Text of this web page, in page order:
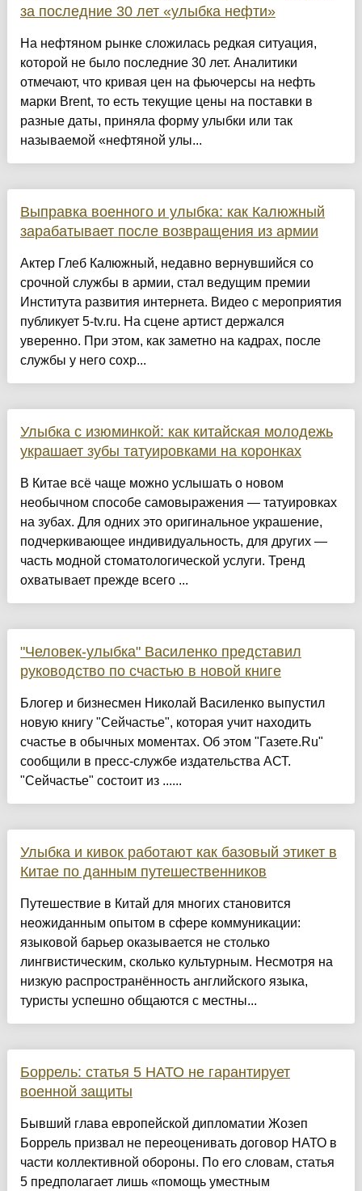
за последние 30 лет «улыбка нефти»
На нефтяном рынке сложилась редкая ситуация,
которой не было последние 30 лет. Аналитики
отмечают, что кривая цен на фьючерсы на нефть
марки Brent, то есть текущие цены на поставки в
разные даты, приняла форму улыбки или так
называемой «нефтяной улы...
Выправка военного и улыбка: как Калюжный
зарабатывает после возвращения из армии
Актер Глеб Калюжный, недавно вернувшийся со
срочной службы в армии, стал ведущим премии
Института развития интернета. Видео с мероприятия
публикует 5-tv.ru. На сцене артист держался
уверенно. При этом, как заметно на кадрах, после
службы у него сохр...
Улыбка с изюминкой: как китайская молодежь
украшает зубы татуировками на коронках
В Китае всё чаще можно услышать о новом
необычном способе самовыражения — татуировках
на зубах. Для одних это оригинальное украшение,
подчеркивающее индивидуальность, для других —
часть модной стоматологической услуги. Тренд
охватывает прежде всего ...
"Человек-улыбка" Василенко представил
руководство по счастью в новой книге
Блогер и бизнесмен Николай Василенко выпустил
новую книгу "Сейчастье", которая учит находить
счастье в обычных моментах. Об этом "Газете.Ru"
сообщили в пресс-службе издательства АСТ.
"Сейчастье" состоит из ......
Улыбка и кивок работают как базовый этикет в
Китае по данным путешественников
Путешествие в Китай для многих становится
неожиданным опытом в сфере коммуникации:
языковой барьер оказывается не столько
лингвистическим, сколько культурным. Несмотря на
низкую распространённость английского языка,
туристы успешно общаются с местны...
Боррель: статья 5 НАТО не гарантирует
военной защиты
Бывший глава европейской дипломатии Жозеп
Боррель призвал не переоценивать договор НАТО в
части коллективной обороны. По его словам, статья
5 предполагает лишь «помощь уместным